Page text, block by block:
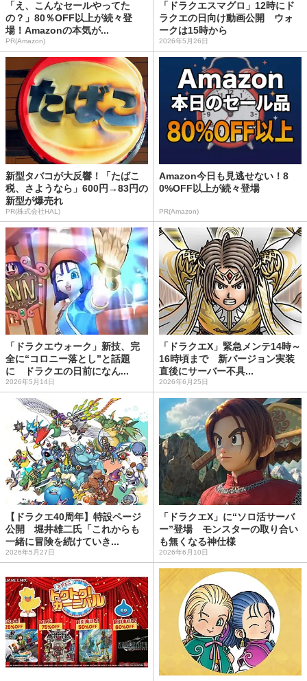
「え、こんなセールやってた
の？」80％OFF以上が続々登
場！Amazonの本気が...
PR(Amazon)
「ドラクエスマグロ」12時にド
ラクエの日向け動画公開 ウォ
ークは15時から
2026年5月26日
新型タバコが大反響！「たばこ
税、さようなら」600円→83円の
新型が爆売れ
PR(株式会社HAL)
Amazon今日も見逃せない！8
0%OFF以上が続々登場
PR(Amazon)
「ドラクエウォーク」新技、完
全に“コロニー落とし”と話題
に ドラクエの日前になん...
2026年5月14日
「ドラクエX」緊急メンテ14時～
16時頃まで 新バージョン実装
直後にサーバー不具...
2026年6月25日
【ドラクエ40周年】特設ページ
公開 堀井雄二氏「これからも
一緒に冒険を続けていき...
2026年5月27日
「ドラクエX」に“ソロ活サーバ
ー”登場 モンスターの取り合い
も無くなる神仕様
2026年6月10日